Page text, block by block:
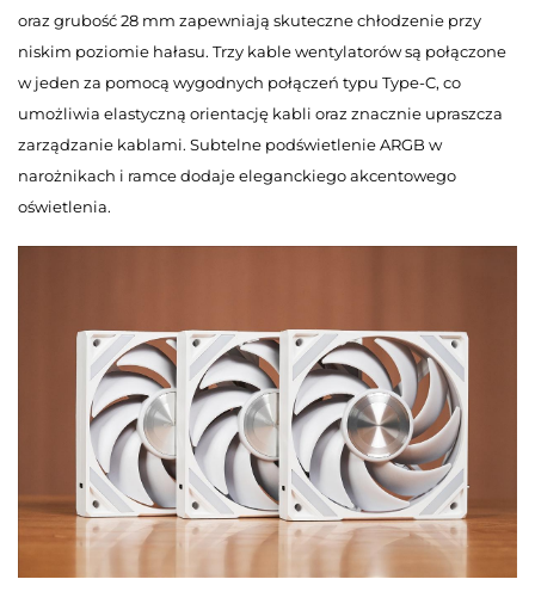
oraz grubość 28 mm zapewniają skuteczne chłodzenie przy
niskim poziomie hałasu. Trzy kable wentylatorów są połączone
w jeden za pomocą wygodnych połączeń typu Type-C, co
umożliwia elastyczną orientację kabli oraz znacznie upraszcza
zarządzanie kablami. Subtelne podświetlenie ARGB w
narożnikach i ramce dodaje eleganckiego akcentowego
oświetlenia.